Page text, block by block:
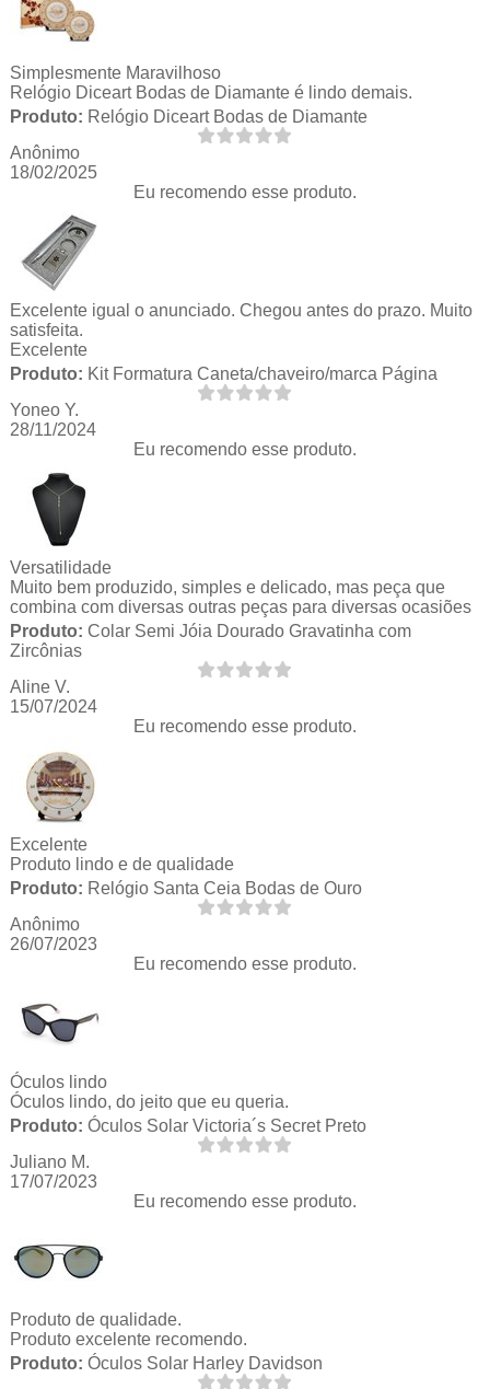
Simplesmente Maravilhoso
Relógio Diceart Bodas de Diamante é lindo demais.
Produto: Relógio Diceart Bodas de Diamante
Anônimo
18/02/2025
Eu recomendo esse produto.
Excelente igual o anunciado. Chegou antes do prazo. Muito
satisfeita.
Excelente
Produto: Kit Formatura Caneta/chaveiro/marca Página
Yoneo Y.
28/11/2024
Eu recomendo esse produto.
Versatilidade
Muito bem produzido, simples e delicado, mas peça que
combina com diversas outras peças para diversas ocasiões
Produto: Colar Semi Jóia Dourado Gravatinha com
Zircônias
Aline V.
15/07/2024
Eu recomendo esse produto.
Excelente
Produto lindo e de qualidade
Produto: Relógio Santa Ceia Bodas de Ouro
Anônimo
26/07/2023
Eu recomendo esse produto.
Óculos lindo
Óculos lindo, do jeito que eu queria.
Produto: Óculos Solar Victoria´s Secret Preto
Juliano M.
17/07/2023
Eu recomendo esse produto.
Produto de qualidade.
Produto excelente recomendo.
Produto: Óculos Solar Harley Davidson